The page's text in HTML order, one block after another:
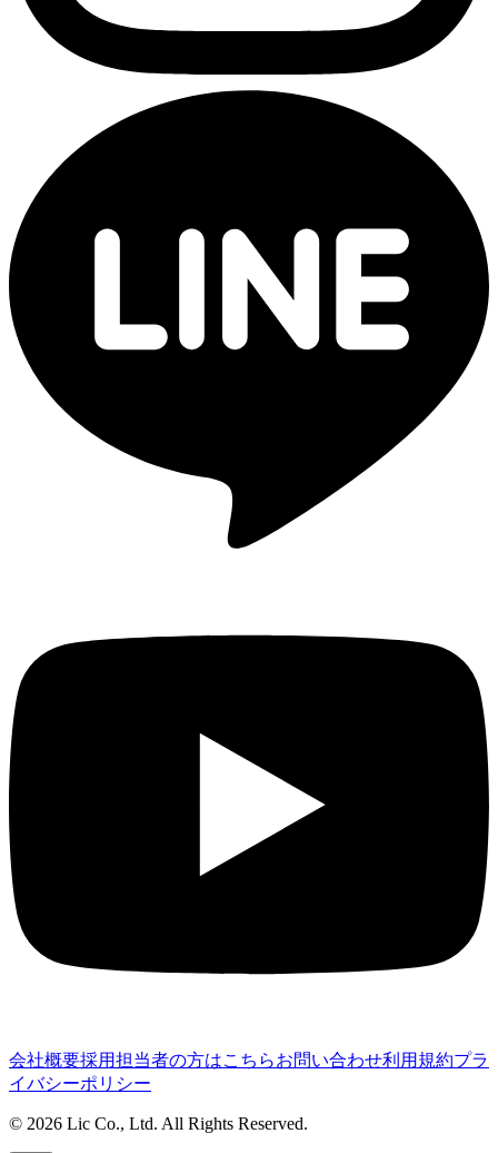
会社概要採用担当者の方はこちらお問い合わせ利用規約プラ
イバシーポリシー
© 2026 Lic Co., Ltd. All Rights Reserved.